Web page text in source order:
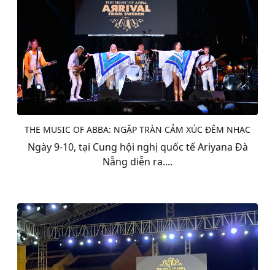
THE MUSIC OF ABBA: NGẬP TRÀN CẢM XÚC ĐÊM NHẠC
Ngày 9-10, tại Cung hội nghị quốc tế Ariyana Đà
Nẵng diễn ra....